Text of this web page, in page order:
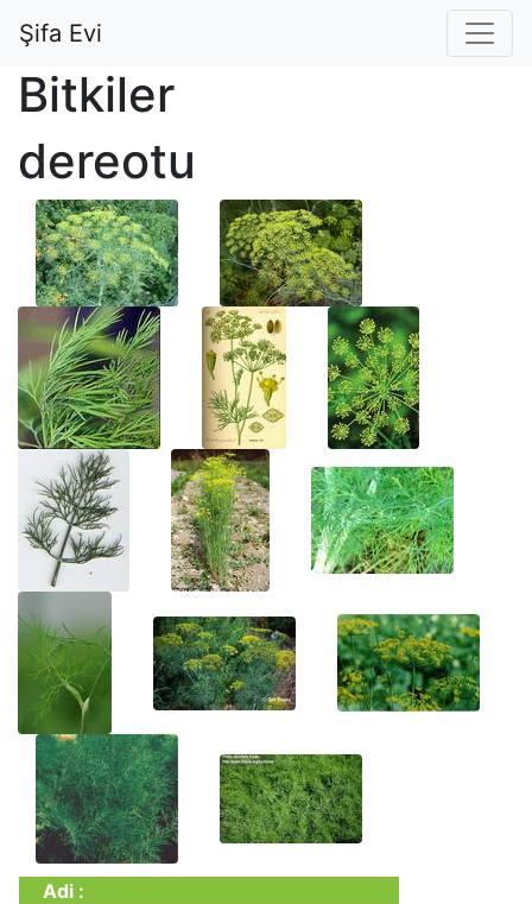
Şifa Evi
Bitkiler
dereotu
Adi :